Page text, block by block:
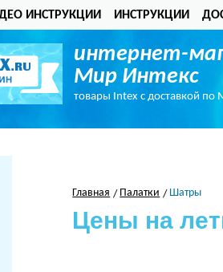
ИНСТРУКЦИИ ИНСТРУКЦИИ
интернет-
Мир Интекс
товары Intex с доставкой по
Главная Палатки Шатры
Цены на